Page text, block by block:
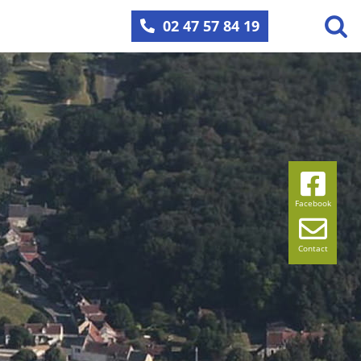
Facebook
Contact
02 47 57 84 19